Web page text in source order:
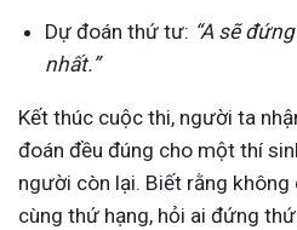
Dự đoán thứ tư: “A sẽ
nhất.”
Kết thúc cuộc thi, người ta
đoán đều đúng cho một thí
người còn lại. Biết rằng
cùng thứ hạng, hỏi ai đứng